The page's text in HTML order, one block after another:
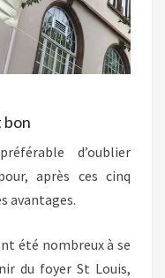
bon
d’oublier
après ces cinq
avantages.
été nombreux à se
du foyer St Louis,